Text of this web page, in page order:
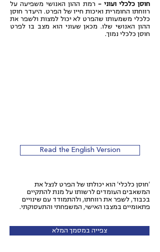
חוסן כלכלי ועוני - רמת ההון האנושי משפיעה על
רווחתו החומרית ואיכות חייו של הפרט. היעדר חוסן
כלכלי משמעותו שהפרט לא יכול למצות ולשפר את
ההון האנושי שלו. מכאן שעוני הוא מצב בו לפרט
חוסן כלכלי נמוך.
Read the English Version
'חוסן כלכלי' הוא יכולתו של הפרט לנצל את
המשאבים העומדים לרשותו על מנת להתקיים
בכבוד, לשפר את רווחתו, ולהתמודד עם שינויים
פתאומיים במצבו האישי, המשפחתי והתעסוקתי.
צפייה במסמך המלא